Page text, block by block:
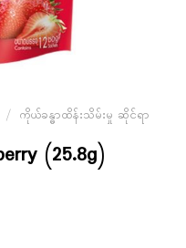
/ ကိုယ်ခန္ဓာထိန်းသိမ်းမှု ဆိုင်ရာ
(25.8g)